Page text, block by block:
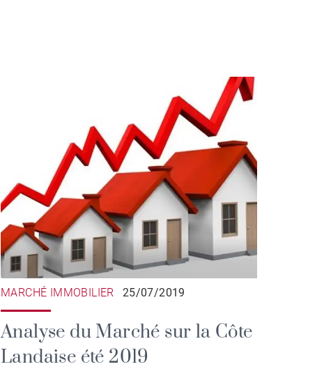
MARCHÉ IMMOBILIER 25/07/2019
Analyse du Marché sur la Côte
Landaise été 2019